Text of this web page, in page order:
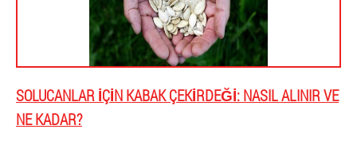
SOLUCANLAR IÇIN KABAK ÇEKIRDEĞI: NASIL ALINIR VE
NE KADAR?